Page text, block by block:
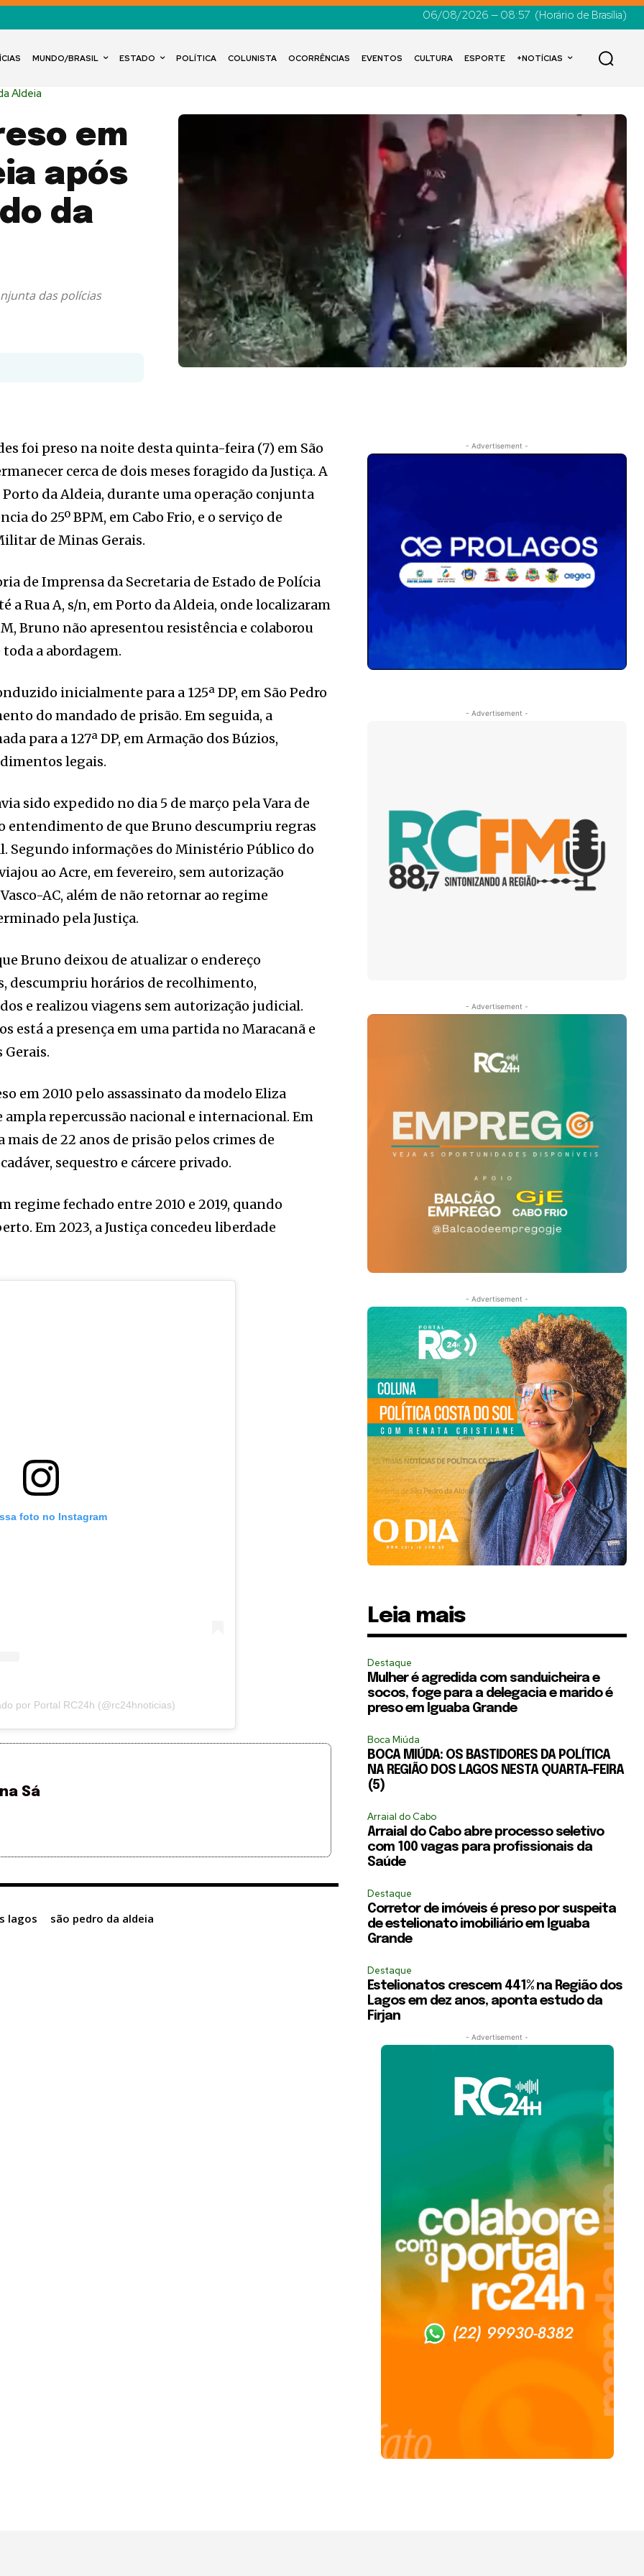
06/08/2026 — 08:57 (Horário de Brasília)
MUNDO/BRASIL ESTADO POLÍTICA COLUNISTA OCORRÊNCIAS EVENTOS CULTURA ESPORTE +NOTÍCIAS
Aldeia
em
após
da
das polícias
foi preso na noite desta quinta-feira (7) em São
cerca de dois meses foragido da Justiça. A
da Aldeia, durante uma operação conjunta
do 25º BPM, em Cabo Frio, e o serviço de
de Minas Gerais.
de Imprensa da Secretaria de Estado de Polícia
a Rua A, s/n, em Porto da Aldeia, onde localizaram
Bruno não apresentou resistência e colaborou
a abordagem.
inicialmente para a 125ª DP, em São Pedro
do mandado de prisão. Em seguida, a
para a 127ª DP, em Armação dos Búzios,
legais.
sido expedido no dia 5 de março pela Vara de
entendimento de que Bruno descumpriu regras
Segundo informações do Ministério Público do
ao Acre, em fevereiro, sem autorização
AC, além de não retornar ao regime
pela Justiça.
Bruno deixou de atualizar o endereço
descumpriu horários de recolhimento,
e realizou viagens sem autorização judicial.
está a presença em uma partida no Maracanã e
em 2010 pelo assassinato da modelo Eliza
ampla repercussão nacional e internacional. Em
mais de 22 anos de prisão pelos crimes de
sequestro e cárcere privado.
regime fechado entre 2010 e 2019, quando
Em 2023, a Justiça concedeu liberdade
foto no Instagram
por Portal RC24h (@rc24hnoticias)
Sá
lagos são pedro da aldeia
- Advertisement -
- Advertisement -
- Advertisement -
- Advertisement -
Leia mais
Destaque
Mulher é agredida com sanduicheira e
socos, foge para a delegacia e marido é
preso em Iguaba Grande
Boca Miúda
BOCA MIÚDA: OS BASTIDORES DA POLÍTICA
NA REGIÃO DOS LAGOS NESTA QUARTA-FEIRA
(5)
Arraial do Cabo
Arraial do Cabo abre processo seletivo
com 100 vagas para profissionais da
Saúde
Destaque
Corretor de imóveis é preso por suspeita
de estelionato imobiliário em Iguaba
Grande
Destaque
Estelionatos crescem 441% na Região dos
Lagos em dez anos, aponta estudo da
Firjan
- Advertisement -